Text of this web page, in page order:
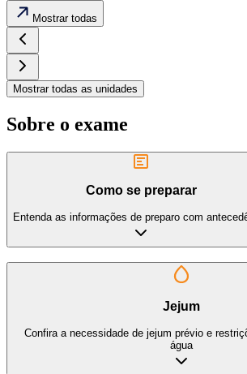
Mostrar todas
Mostrar todas as unidades
Sobre o exame
Como se preparar
Entenda as informações de preparo com
Jejum
Confira a necessidade de jejum prévio e
água